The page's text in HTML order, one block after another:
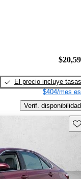
El precio incluye tasas
$404/mes
Verif. disponibilidad